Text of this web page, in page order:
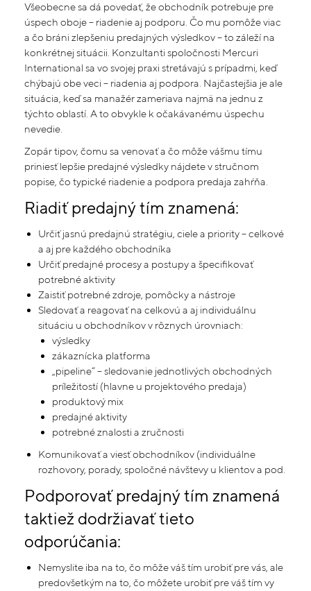
Všeobecne sa dá povedať, že obchodník potrebuje pre
úspech oboje – riadenie aj podporu. Čo mu pomôže viac
a čo bráni zlepšeniu predajných výsledkov – to záleží na
konkrétnej situácii. Konzultanti spoločnosti Mercuri
International sa vo svojej praxi stretávajú s prípadmi, keď
chýbajú obe veci – riadenia aj podpora. Najčastejšia je ale
situácia, keď sa manažér zameriava najmä na jednu z
týchto oblastí. A to obvykle k očakávanému úspechu
nevedie.
Zopár tipov, čomu sa venovať a čo môže vášmu tímu
priniesť lepšie predajné výsledky nájdete v stručnom
popise, čo typické riadenie a podpora predaja zahŕňa.
Riadiť predajný tím znamená:
Určiť jasnú predajnú stratégiu, ciele a priority – celkové
a aj pre každého obchodníka
Určiť predajné procesy a postupy a špecifikovať
potrebné aktivity
Zaistiť potrebné zdroje, pomôcky a nástroje
Sledovať a reagovať na celkovú a aj individuálnu
situáciu u obchodníkov v rôznych úrovniach:
výsledky
zákaznícka platforma
„pipeline“ – sledovanie jednotlivých obchodných
príležitostí (hlavne u projektového predaja)
produktový mix
predajné aktivity
potrebné znalosti a zručnosti
Komunikovať a viesť obchodníkov (individuálne
rozhovory, porady, spoločné návštevy u klientov a pod.
Podporovať predajný tím znamená
taktiež dodržiavať tieto
odporúčania:
Nemyslite iba na to, čo môže váš tím urobiť pre vás, ale
predovšetkým na to, čo môžete urobiť pre váš tím vy